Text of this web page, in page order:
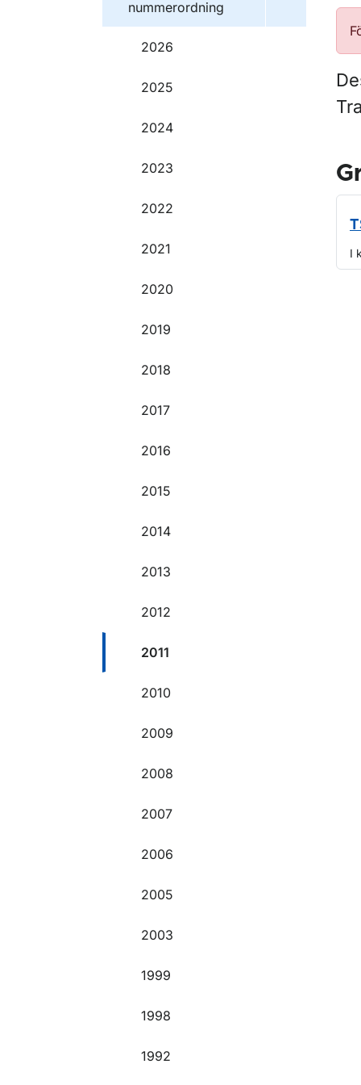
nummerordning
2026
2025
2024
2023
2022
2021
2020
2019
2018
2017
2016
2015
2014
2013
2012
2011
2010
2009
2008
2007
2006
2005
2003
1999
1998
1992
I